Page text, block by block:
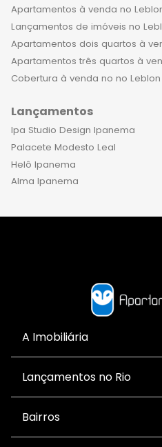
Apartamentos à venda no
Lançamentos de imóveis no
Apartamentos dois quartos à
Apartamentos três quartos à
Cobertura à venda no no Leblon
Lançamentos
Ipa Studio Design Ipanema
Palacete Modesto Leal
Helô Ipanema
Alma Ipanema
A Imobiliária
Lançamentos no Rio
Bairros